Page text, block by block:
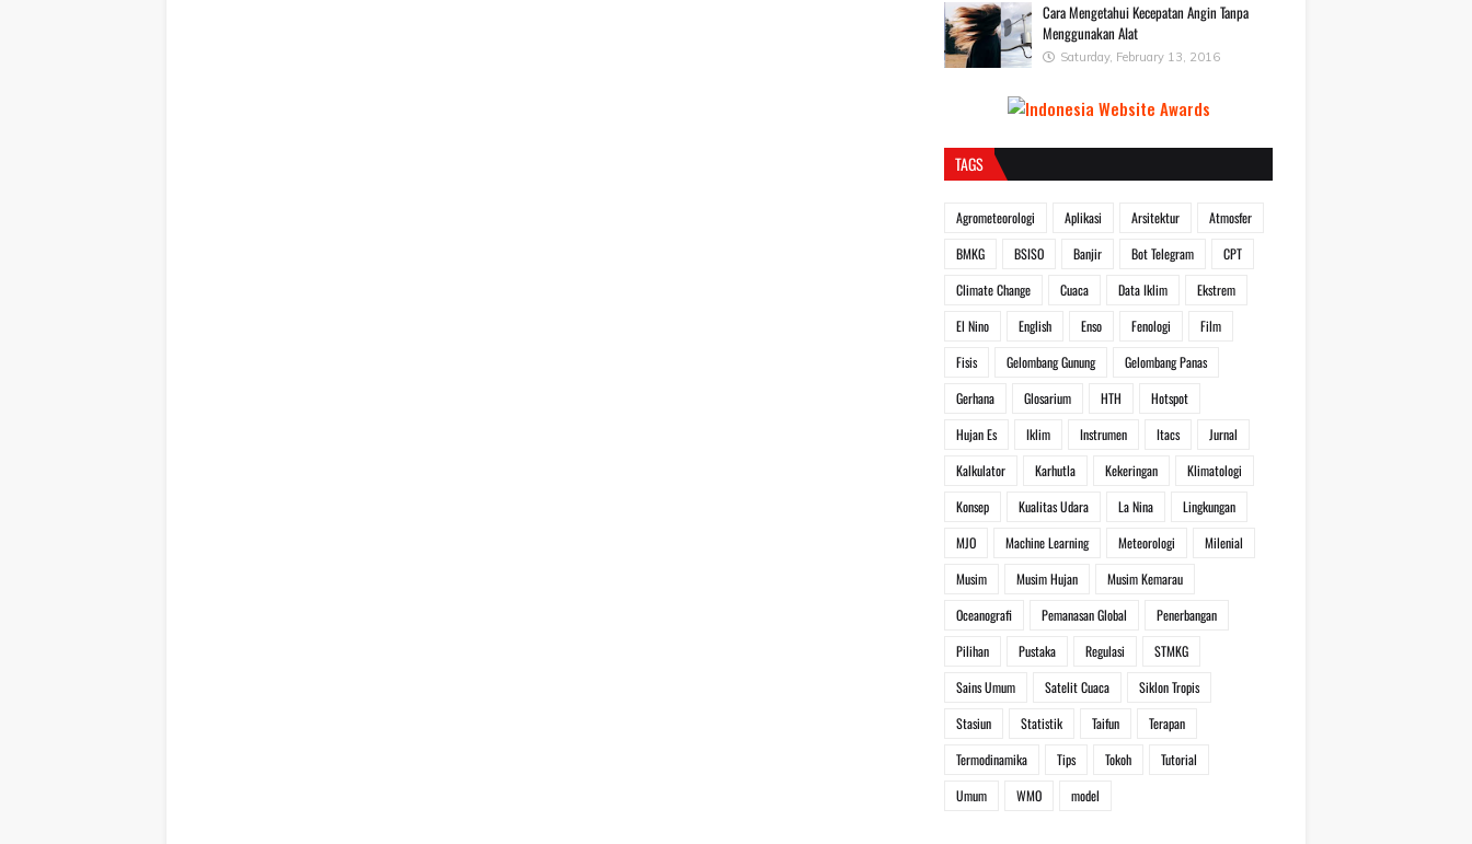
Cara Mengetahui Kecepatan Angin Tanpa
Menggunakan Alat
Saturday, February 13, 2016
TAGS
Agrometeorologi Aplikasi Arsitektur
Atmosfer
BMKG
BSISO Banjir Bot Telegram
CPT
Climate Change
Cuaca Data Iklim
Ekstrem
El Nino
English Enso Fenologi
Film
Fisis
Gelombang Gunung
Gelombang Panas
Gerhana
Glosarium HTH
Hotspot
Hujan Es
Iklim Instrumen Itacs
Jurnal
Kalkulator
Karhutla Kekeringan
Klimatologi
Konsep
Kualitas Udara La Nina
Lingkungan
MJO
Machine Learning Meteorologi
Milenial
Musim
Musim Hujan
Musim Kemarau
Oceanografi
Pemanasan Global
Penerbangan
Pilihan
Pustaka Regulasi
STMKG
Sains Umum
Satelit Cuaca
Siklon Tropis
Stasiun
Statistik Taifun
Terapan
Termodinamika
Tips Tokoh
Tutorial
Umum
WMO model